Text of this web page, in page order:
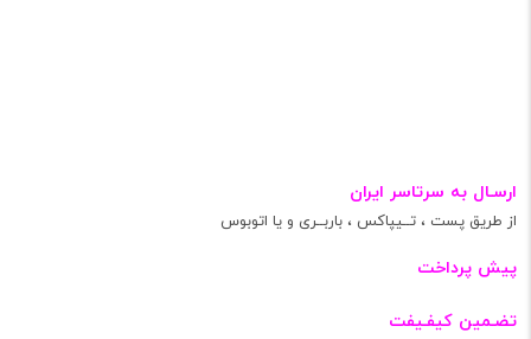
ارسـال به سرتاسر ایران
از طریق پست ، تــیپاکس ، باربــری و یا اتوبوس
پیش پرداخت
تضـمین کیفـیفت